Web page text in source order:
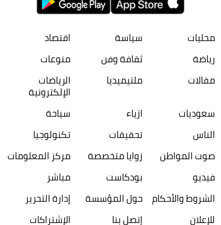
محليات سياسة
اقتصاد
رياضة
ثقافة وفن
منوعات
مقالات
ملتيميديا الرياضات
الإلكترونية
سعوديات
ازياء
سياحة
الناس
تحقيقات
تكنولوجيا
صوت المواطن
زوايا متخصصة
مركز المعلومات
فيديو
بودكاست
مباشر
الشروط والأحكام حول المؤسسة
إدارة التحرير
للإعلان
إتصل بنا الإشتراكات